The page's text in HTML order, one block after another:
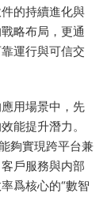
的持續進化與
略布局，更通
運行與可信交
用場景中，先
能提升潛力。
夠實現跨平台兼
戶服務與内部
爲核心的“數智